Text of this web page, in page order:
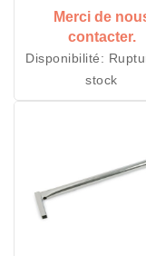
Merci de
contacter.
Disponibilité:
stock